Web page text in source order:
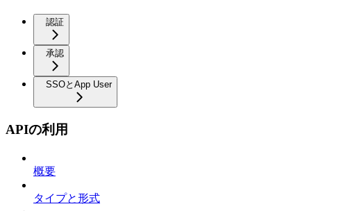
認証
承認
SSOとApp User
APIの利用
概要
タイプと形式